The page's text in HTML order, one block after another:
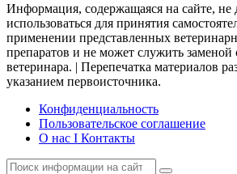
Информация, содержащаяся на сайте, не
использоваться для принятия
применении представленных
препаратов и не может служить заменой
ветеринара. | Перепечатка материалов
указанием первоисточника.
Конфиденциальность
Пользовательское соглашение
О нас I Контакты